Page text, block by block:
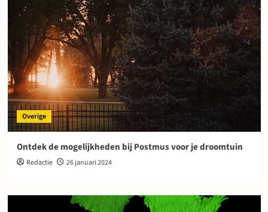
Overige
Ontdek de mogelijkheden bij Postmus voor je droomtuin
Redactie 26 januari 2024